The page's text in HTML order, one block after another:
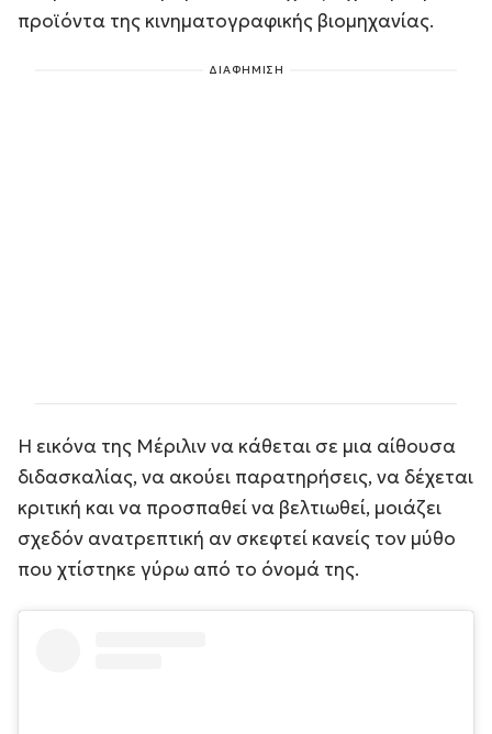
προϊόντα της κινηματογραφικής βιομηχανίας.
ΔΙΑΦΗΜΙΣΗ
Η εικόνα της Μέριλιν να κάθεται σε μια αίθουσα
διδασκαλίας, να ακούει παρατηρήσεις, να δέχεται
κριτική και να προσπαθεί να βελτιωθεί, μοιάζει
σχεδόν ανατρεπτική αν σκεφτεί κανείς τον μύθο
που χτίστηκε γύρω από το όνομά της.